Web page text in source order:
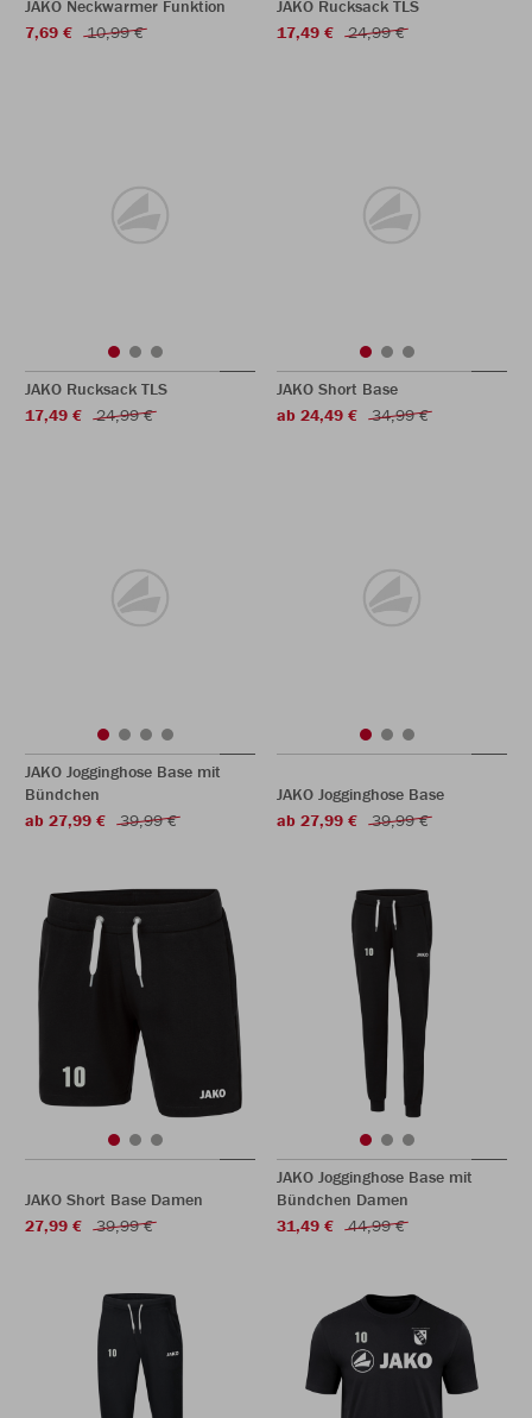
JAKO Neckwarmer Funktion
7,69 €
10,99 €
JAKO Rucksack TLS
17,49 €
24,99 €
JAKO Rucksack TLS
17,49 €
24,99 €
JAKO Short Base
ab 24,49 €
34,99 €
JAKO Jogginghose Base mit
Bündchen
ab 27,99 €
39,99 €
JAKO Jogginghose Base
ab 27,99 €
39,99 €
JAKO Short Base Damen
27,99 €
39,99 €
JAKO Jogginghose Base mit
Bündchen Damen
31,49 €
44,99 €